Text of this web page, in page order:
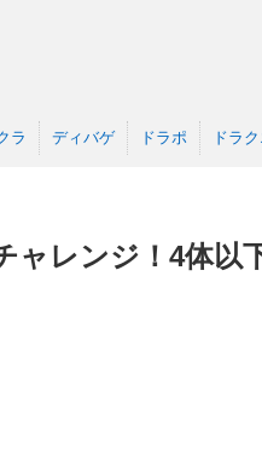
ラ ディバゲ ドラポ ドラ
ャレンジ！4体